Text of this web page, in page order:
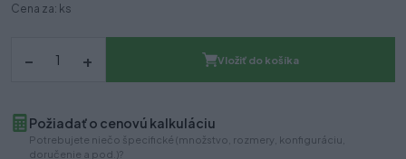
Cena za: ks
– + Vložiť do košíka
Požiadať o cenovú kalkuláciu
Potrebujete niečo špecifické (množstvo, rozmery, konfiguráciu,
doručenie a pod.)?